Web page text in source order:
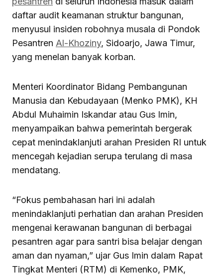
daftar audit keamanan struktur bangunan,
menyusul insiden robohnya musala di Pondok
Pesantren Al-Khoziny, Sidoarjo, Jawa Timur,
yang menelan banyak korban.
Menteri Koordinator Bidang Pembangunan
Manusia dan Kebudayaan (Menko PMK), KH
Abdul Muhaimin Iskandar atau Gus Imin,
menyampaikan bahwa pemerintah bergerak
cepat menindaklanjuti arahan Presiden RI untuk
mencegah kejadian serupa terulang di masa
mendatang.
“Fokus pembahasan hari ini adalah
menindaklanjuti perhatian dan arahan Presiden
mengenai kerawanan bangunan di berbagai
pesantren agar para santri bisa belajar dengan
aman dan nyaman,” ujar Gus Imin dalam Rapat
Tingkat Menteri (RTM) di Kemenko, PMK,